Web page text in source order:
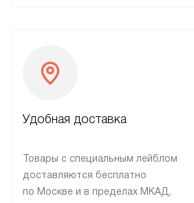
Удобная доставка
Товары с специальным лейблом
доставляются бесплатно
по Москве и в пределах МКАД,